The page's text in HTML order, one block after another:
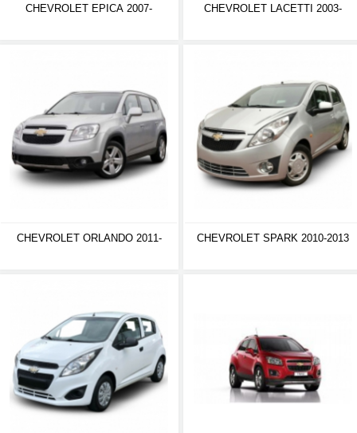
CHEVROLET EPICA 2007- CHEVROLET LACETTI 2003-
CHEVROLET ORLANDO 2011- CHEVROLET SPARK 2010-2013